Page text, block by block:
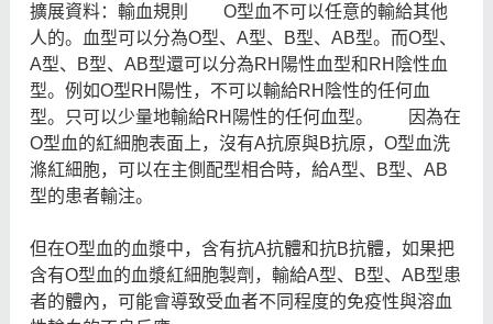
擴展資料：輸血規則 O型血不可以任意的輸給其他
人的。血型可以分為O型、A型、B型、AB型。而O型、
A型、B型、AB型還可以分為RH陽性血型和RH陰性血
型。例如O型RH陽性，不可以輸給RH陰性的任何血
型。只可以少量地輸給RH陽性的任何血型。 因為在
O型血的紅細胞表面上，沒有A抗原與B抗原，O型血洗
滌紅細胞，可以在主側配型相合時，給A型、B型、AB
型的患者輸注。
但在O型血的血漿中，含有抗A抗體和抗B抗體，如果把
含有O型血的血漿紅細胞製劑，輸給A型、B型、AB型患
者的體內，可能會導致受血者不同程度的免疫性與溶血